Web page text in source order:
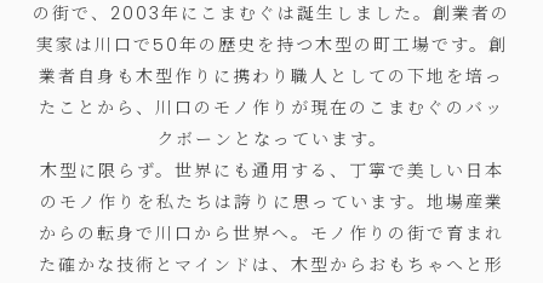
の街で、2003年にこまむぐは誕生しました。創業者の
実家は川口で50年の歴史を持つ木型の町工場です。創
業者自身も木型作りに携わり職人としての下地を培っ
たことから、川口のモノ作りが現在のこまむぐのバッ
クボーンとなっています。
木型に限らず。世界にも通用する、丁寧で美しい日本
のモノ作りを私たちは誇りに思っています。地場産業
からの転身で川口から世界へ。モノ作りの街で育まれ
た確かな技術とマインドは、木型からおもちゃへと形